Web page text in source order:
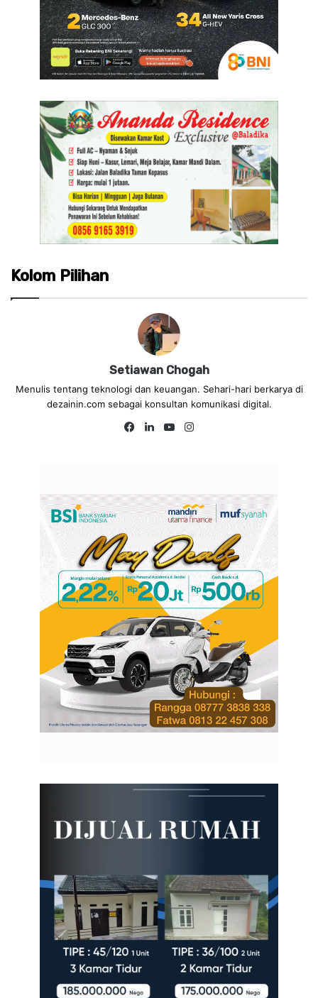
Kolom Pilihan
Setiawan Chogah
Menulis tentang teknologi dan keuangan. Sehari-hari berkarya di
dezainin.com sebagai konsultan komunikasi digital.
Fa
Lin
Yo